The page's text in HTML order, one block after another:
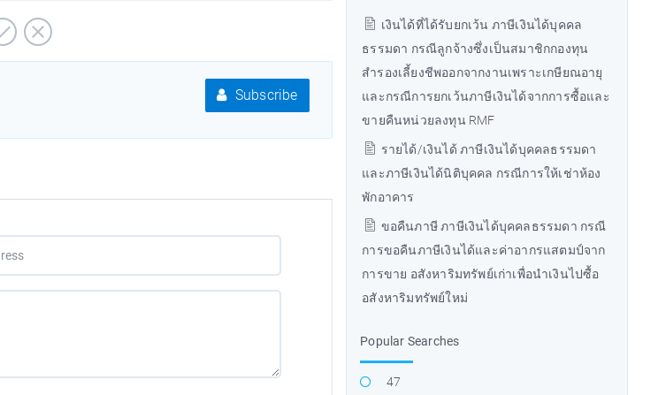
เงินได้ที่ได้รับยกเว้น ภาษีเงินได้บุคคล
ธรรมดา กรณีลูกจ้างซึ่งเป็นสมาชิกกองทุน
สำรองเลี้ยงชีพออกจากงานเพราะเกษียณอายุ
และกรณีการยกเว้นภาษีเงินได้จากการซื้อและ
ขายคืนหน่วยลงทุน RMF
รายได้/เงินได้ ภาษีเงินได้บุคคลธรรมดา
และภาษีเงินได้นิติบุคคล กรณีการให้เช่าห้อง
พักอาคาร
ขอคืนภาษี ภาษีเงินได้บุคคลธรรมดา กรณี
การขอคืนภาษีเงินได้และค่าอากรแสตมป์จาก
การขาย อสังหาริมทรัพย์เก่าเพื่อนำเงินไปซื้อ
อสังหาริมทรัพย์ใหม่
Popular Searches
47
Subscribe